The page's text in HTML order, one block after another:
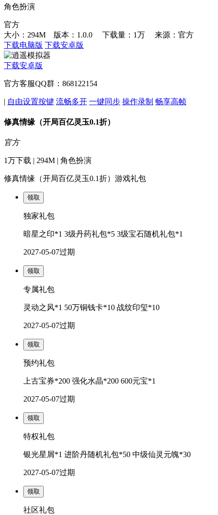
角色扮演
官方
大小：294M 版本：1.0.0
下载量：1万
来源：官方
下载电脑版 下载安卓版
下载安卓版
官方客服QQ群：868122154
| 自由设置按键 流畅多开 一键同步 操作录制 畅享高帧
修真情缘（开局百亿灵玉0.1折）
官方
1万下载 | 294M | 角色扮演
修真情缘（开局百亿灵玉0.1折）游戏礼包
领取
独家礼包
暗星之印*1 3级丹药礼包*5 3级宝石随机礼包*1
2027-05-07过期
领取
专属礼包
灵动之风*1 50万铜钱卡*10 战纹印玺*10
2027-05-07过期
领取
预约礼包
上古宝券*200 强化水晶*200 600元宝*1
2027-05-07过期
领取
特权礼包
银光星屑*1 进阶丹随机礼包*50 中级仙灵元魄*30
2027-05-07过期
领取
社区礼包